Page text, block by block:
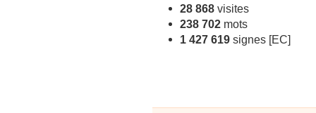
28 868 visites
238 702 mots
1 427 619 signes [EC]